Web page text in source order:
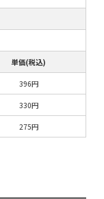
単価(税込)
396円
330円
275円